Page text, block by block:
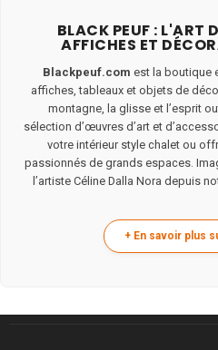
BLACK PEUF : L'ART
AFFICHES ET
Blackpeuf.com est la boutique
affiches, tableaux et objets de
montagne, la glisse et l’esprit
sélection d’œuvres d’art et
votre intérieur style chalet ou
passionnés de grands espaces.
l’artiste Céline Dalla Nora depuis